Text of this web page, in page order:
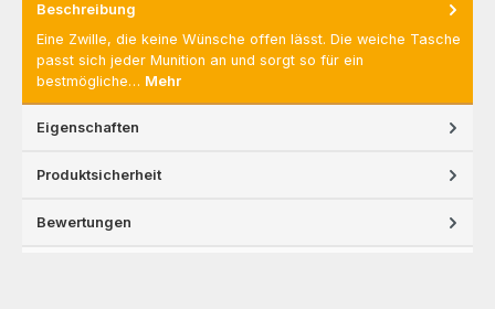
Beschreibung
Eine Zwille, die keine Wünsche offen lässt. Die weiche Tasche
passt sich jeder Munition an und sorgt so für ein
bestmögliche… Mehr
Eigenschaften
Produktsicherheit
Bewertungen